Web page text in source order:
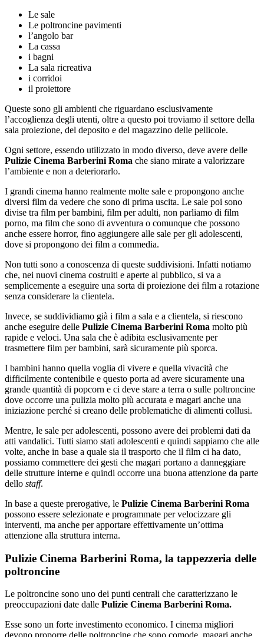
Le sale
Le poltroncine pavimenti
l’angolo bar
La cassa
i bagni
La sala ricreativa
i corridoi
il proiettore
Queste sono gli ambienti che riguardano esclusivamente
l’accoglienza degli utenti, oltre a questo poi troviamo il settore della
sala proiezione, del deposito e del magazzino delle pellicole.
Ogni settore, essendo utilizzato in modo diverso, deve avere delle
Pulizie Cinema Barberini Roma che siano mirate a valorizzare
l’ambiente e non a deteriorarlo.
I grandi cinema hanno realmente molte sale e propongono anche
diversi film da vedere che sono di prima uscita. Le sale poi sono
divise tra film per bambini, film per adulti, non parliamo di film
porno, ma film che sono di avventura o comunque che possono
anche essere horror, fino aggiungere alle sale per gli adolescenti,
dove si propongono dei film a commedia.
Non tutti sono a conoscenza di queste suddivisioni. Infatti notiamo
che, nei nuovi cinema costruiti e aperte al pubblico, si va a
semplicemente a eseguire una sorta di proiezione dei film a rotazione
senza considerare la clientela.
Invece, se suddividiamo già i film a sala e a clientela, si riescono
anche eseguire delle Pulizie Cinema Barberini Roma molto più
rapide e veloci. Una sala che è adibita esclusivamente per
trasmettere film per bambini, sarà sicuramente più sporca.
I bambini hanno quella voglia di vivere e quella vivacità che
difficilmente contenibile e questo porta ad avere sicuramente una
grande quantità di popcorn e ci deve stare a terra o sulle poltroncine
dove occorre una pulizia molto più accurata e magari anche una
iniziazione perché si creano delle problematiche di alimenti collusi.
Mentre, le sale per adolescenti, possono avere dei problemi dati da
atti vandalici. Tutti siamo stati adolescenti e quindi sappiamo che alle
volte, anche in base a quale sia il trasporto che il film ci ha dato,
possiamo commettere dei gesti che magari portano a danneggiare
delle strutture interne e quindi occorre una buona attenzione da parte
dello staff.
In base a queste prerogative, le Pulizie Cinema Barberini Roma
possono essere selezionate e programmate per velocizzare gli
interventi, ma anche per apportare effettivamente un’ottima
attenzione alla struttura interna.
Pulizie Cinema Barberini Roma, la tappezzeria delle
poltroncine
Le poltroncine sono uno dei punti centrali che caratterizzano le
preoccupazioni date dalle Pulizie Cinema Barberini Roma.
Esse sono un forte investimento economico. I cinema migliori